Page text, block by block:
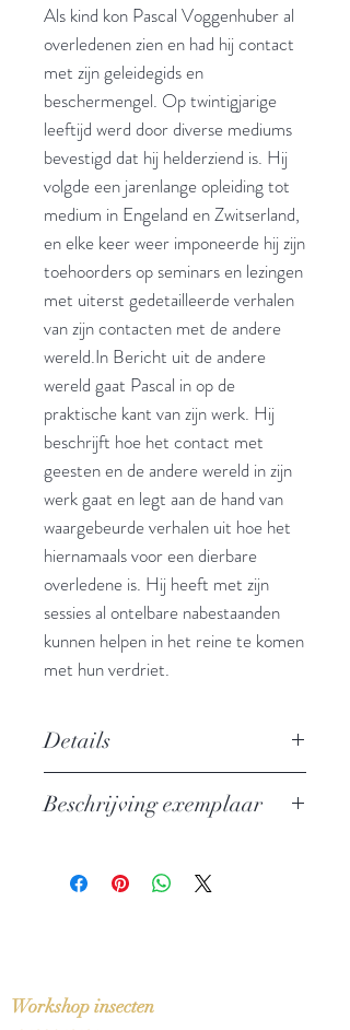
Als kind kon Pascal Voggenhuber al
overledenen zien en had hij contact
met zijn geleidegids en
beschermengel. Op twintigjarige
leeftijd werd door diverse mediums
bevestigd dat hij helderziend is. Hij
volgde een jarenlange opleiding tot
medium in Engeland en Zwitserland,
en elke keer weer imponeerde hij zijn
toehoorders op seminars en lezingen
met uiterst gedetailleerde verhalen
van zijn contacten met de andere
wereld.In Bericht uit de andere
wereld gaat Pascal in op de
praktische kant van zijn werk. Hij
beschrijft hoe het contact met
geesten en de andere wereld in zijn
werk gaat en legt aan de hand van
waargebeurde verhalen uit hoe het
hiernamaals voor een dierbare
overledene is. Hij heeft met zijn
sessies al ontelbare nabestaanden
kunnen helpen in het reine te komen
met hun verdriet.
Details
geesteswereld
ISBN: 9789022557891
Aantal pagina's: 208
Beschrijving exemplaar
Workshop insecten